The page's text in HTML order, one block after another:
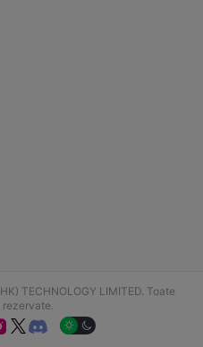
TECHNOLOGY LIMITED. Toate
rezervate.
 